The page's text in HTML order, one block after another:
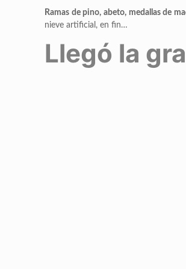
Ramas de pino, abeto, medallas de
nieve artificial, en fin…
Llegó la